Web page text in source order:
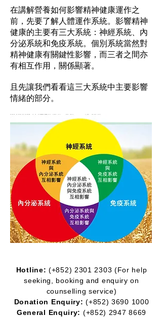
在講解營養如何影響精神健康運作之
前，先要了解人體運作系統。影響精神
健康的主要有三大系統：神經系統、內
分泌系統和免疫系統。個別系統當然對
精神健康有關鍵性影響，而三者之間亦
有相互作用，關係顯著。
且先讓我們看看這三大系統中主要影響
情緒的部分。
Hotline: (+852) 2301 2303 (For help
seeking, booking and enquiry on
counselling service)
Donation Enquiry: (+852)3690 1000
General Enquiry: (+852) 2947 8669